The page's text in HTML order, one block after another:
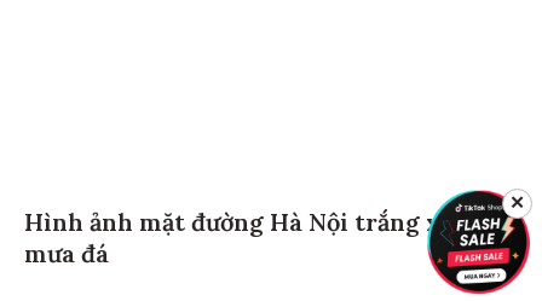
Hình ảnh mặt đường Hà Nội trắng xoá vì
mưa đá
✕